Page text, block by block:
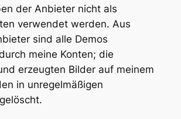
der Anbieter nicht als
verwendet werden. Aus
sind alle Demos
meine Konten; die
erzeugten Bilder auf meinem
in unregelmäßigen